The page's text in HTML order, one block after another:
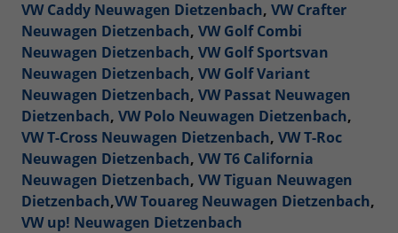
VW Caddy Neuwagen Dietzenbach, VW Crafter
Neuwagen Dietzenbach, VW Golf Combi
Neuwagen Dietzenbach, VW Golf Sportsvan
Neuwagen Dietzenbach, VW Golf Variant
Neuwagen Dietzenbach, VW Passat Neuwagen
Dietzenbach, VW Polo Neuwagen Dietzenbach,
VW T-Cross Neuwagen Dietzenbach, VW T-Roc
Neuwagen Dietzenbach, VW T6 California
Neuwagen Dietzenbach, VW Tiguan Neuwagen
Dietzenbach,VW Touareg Neuwagen Dietzenbach,
VW up! Neuwagen Dietzenbach